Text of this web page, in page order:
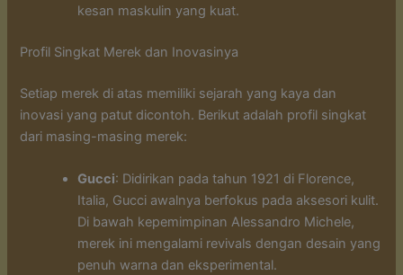
kesan maskulin yang kuat.
Profil Singkat Merek dan Inovasinya
Setiap merek di atas memiliki sejarah yang kaya dan
inovasi yang patut dicontoh. Berikut adalah profil singkat
dari masing-masing merek:
Gucci: Didirikan pada tahun 1921 di Florence,
Italia, Gucci awalnya berfokus pada aksesori kulit.
Di bawah kepemimpinan Alessandro Michele,
merek ini mengalami revivals dengan desain yang
penuh warna dan eksperimental.